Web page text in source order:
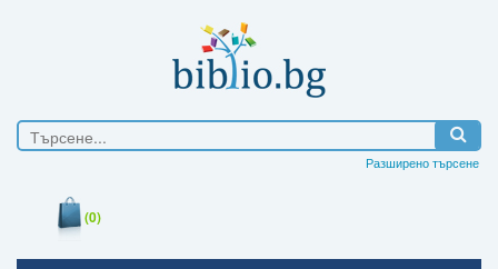
Разширено търсене
(0)